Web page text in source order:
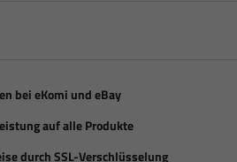
bei eKomi und eBay
auf alle Produkte
durch SSL-Verschlüsselung